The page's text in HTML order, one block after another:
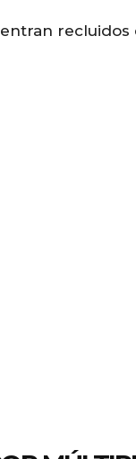
recluidos